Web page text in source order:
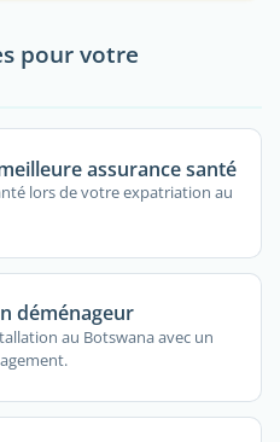
pour votre
assurance santé
lors de votre expatriation au
déménageur
au Botswana avec un